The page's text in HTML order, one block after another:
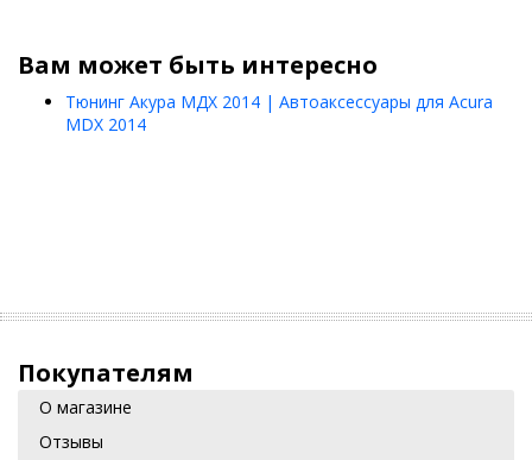
Вам может быть интересно
Тюнинг Акура МДХ 2014 | Автоаксессуары для Acura
MDX 2014
Покупателям
О магазине
Отзывы